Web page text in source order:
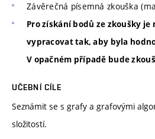
Závěrečná písemná zkouška
Pro získání bodů ze zkoušky je
vypracovat tak, aby byla
V opačném případě bude
UČEBNÍ CÍLE
Seznámit se s grafy a grafovými
složitostí.